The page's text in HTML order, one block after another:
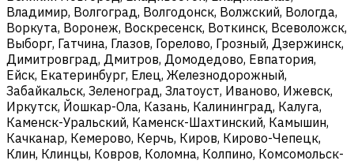
Владимир, Волгоград, Волгодонск, Волжский, Вологда,
Воркута, Воронеж, Воскресенск, Воткинск, Всеволожск,
Выборг, Гатчина, Глазов, Горелово, Грозный, Дзержинск,
Димитровград, Дмитров, Домодедово, Евпатория,
Ейск, Екатеринбург, Елец, Железнодорожный,
Забайкальск, Зеленоград, Златоуст, Иваново, Ижевск,
Иркутск, Йошкар-Ола, Казань, Калининград, Калуга,
Каменск-Уральский, Каменск-Шахтинский, Камышин,
Качканар, Кемерово, Керчь, Киров, Кирово-Чепецк,
Клин, Клинцы, Ковров, Коломна, Колпино, Комсомольск-